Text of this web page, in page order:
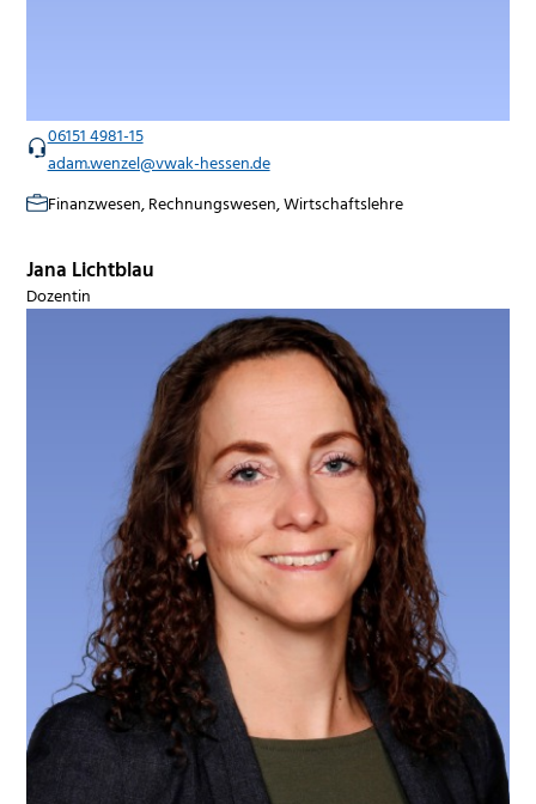
06151 4981-15
adam.wenzel@vwak-hessen.de
Finanzwesen, Rechnungswesen, Wirtschaftslehre
Jana Lichtblau
Dozentin